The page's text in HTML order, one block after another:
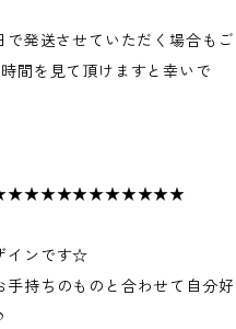
で発送させていただく場合もご
間を見て頂けますと幸いで
インです☆
持ちのものと合わせて自分好